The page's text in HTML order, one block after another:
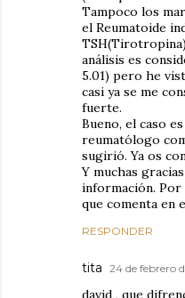
Tampoco los
el Reumatoide
análisis es
5.01) pero he
casi ya se me
fuerte.
Bueno, el caso
reumatólogo
sugirió. Ya os
Y muchas
información.
que comenta en
RESPONDER
tita 24 de febrero
david , que